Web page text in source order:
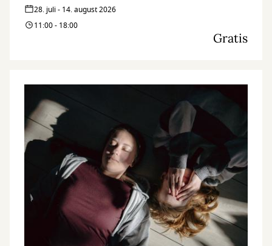
28. juli - 14. august 2026
11:00 - 18:00
Gratis